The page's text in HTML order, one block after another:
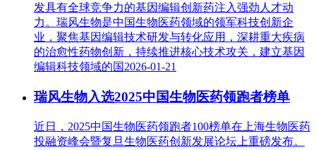
发具有全球竞争力的基因编辑创新药注入强劲人才动
力。瑞风生物是中国生物医药领域的领军科技创新企
业，聚焦基因编辑技术研发与转化应用，深耕重大疾病
的治愈性药物创新，持续推进核心技术攻关，建立基因
编辑科技领域的国2026-01-21
瑞风生物入选2025中国生物医药领跑者榜单
近日，2025中国生物医药领跑者100榜单在上海生物医药
投融资峰会暨复旦生物医药创新发展论坛上重磅发布。